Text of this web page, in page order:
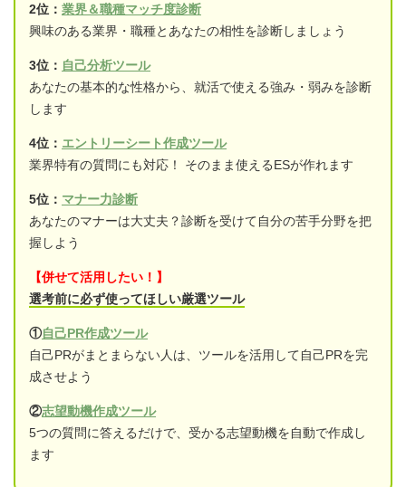
2位： 業界＆職種マッチ度診断
興味のある業界・職種とあなたの相性を診断しましょう
3位： 自己分析ツール
あなたの基本的な性格から、就活で使える強み・弱みを診断
します
4位： エントリーシート作成ツール
業界特有の質問にも対応！ そのまま使えるESが作れます
5位： マナー力診断
あなたのマナーは大丈夫？診断を受けて自分の苦手分野を把
握しよう
【併せて活用したい！】
選考前に必ず使ってほしい厳選ツール
①自己PR作成ツール
自己PRがまとまらない人は、ツールを活用して自己PRを完
成させよう
②志望動機作成ツール
5つの質問に答えるだけで、受かる志望動機を自動で作成し
ます